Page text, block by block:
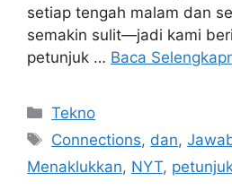
setiap tengah malam dan
semakin sulit—jadi kami
petunjuk … Baca
Kategori
Tekno
Tag
Connections, dan,
Menaklukkan, NYT,